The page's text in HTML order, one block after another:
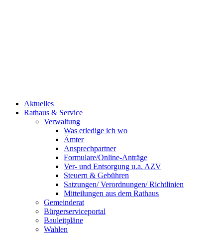
Aktuelles
Rathaus & Service
Verwaltung
Was erledige ich wo
Ämter
Ansprechpartner
Formulare/Online-Anträge
Ver- und Entsorgung u.a. AZV
Steuern & Gebühren
Satzungen/ Verordnungen/ Richtlinien
Mitteilungen aus dem Rathaus
Gemeinderat
Bürgerserviceportal
Bauleitpläne
Wahlen